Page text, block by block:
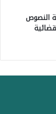
النصوص